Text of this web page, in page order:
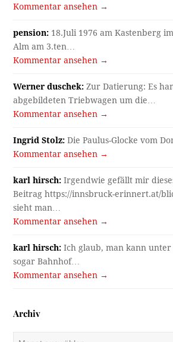
Kommentar ansehen →
pension: 18.Juli 1976 am Kastenberg
Alm am 3.ten…
Kommentar ansehen →
Werner duschek: Zur Datierung: Es
abgebildeten Triebwagen um die…
Kommentar ansehen →
Ingrid Stolz: Die Paulus-Glocke vom
Kommentar ansehen →
karl hirsch: Irgendwie gefällt mir
Beitrag https://innsbruck-erinnert.at/
sieht man…
Kommentar ansehen →
karl hirsch: Ich glaub, man kann unter
sogar Bahnhof…
Kommentar ansehen →
Archiv